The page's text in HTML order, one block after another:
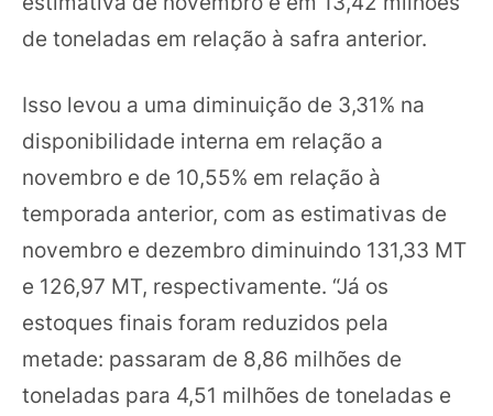
de toneladas em relação à safra anterior.
Isso levou a uma diminuição de 3,31% na
disponibilidade interna em relação a
novembro e de 10,55% em relação à
temporada anterior, com as estimativas de
novembro e dezembro diminuindo 131,33 MT
e 126,97 MT, respectivamente. “Já os
estoques finais foram reduzidos pela
metade: passaram de 8,86 milhões de
toneladas para 4,51 milhões de toneladas e